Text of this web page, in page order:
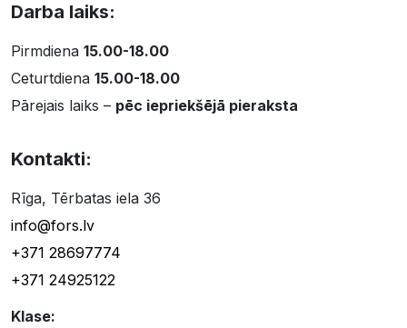
Darba laiks:
Pirmdiena 15.00-18.00
Ceturtdiena 15.00-18.00
Pārejais laiks – pēc iepriekšējā pieraksta
Kontakti:
Rīga, Tērbatas iela 36
info@fors.lv
+371 28697774
+371 24925122
Klase: